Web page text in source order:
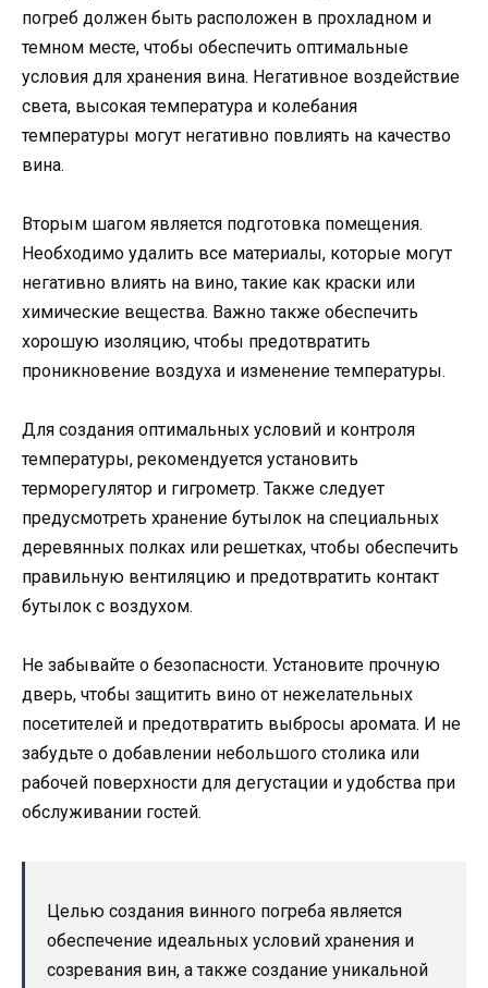
погреб должен быть расположен в прохладном и
темном месте, чтобы обеспечить оптимальные
условия для хранения вина. Негативное воздействие
света, высокая температура и колебания
температуры могут негативно повлиять на качество
вина.
Вторым шагом является подготовка помещения.
Необходимо удалить все материалы, которые могут
негативно влиять на вино, такие как краски или
химические вещества. Важно также обеспечить
хорошую изоляцию, чтобы предотвратить
проникновение воздуха и изменение температуры.
Для создания оптимальных условий и контроля
температуры, рекомендуется установить
терморегулятор и гигрометр. Также следует
предусмотреть хранение бутылок на специальных
деревянных полках или решетках, чтобы обеспечить
правильную вентиляцию и предотвратить контакт
бутылок с воздухом.
Не забывайте о безопасности. Установите прочную
дверь, чтобы защитить вино от нежелательных
посетителей и предотвратить выбросы аромата. И не
забудьте о добавлении небольшого столика или
рабочей поверхности для дегустации и удобства при
обслуживании гостей.
Целью создания винного погреба является
обеспечение идеальных условий хранения и
созревания вин, а также создание уникальной